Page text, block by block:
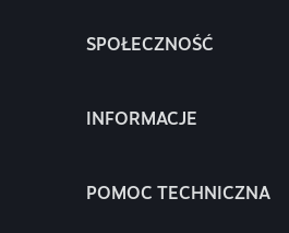
SPOŁECZNOŚĆ
INFORMACJE
POMOC TECHNICZNA